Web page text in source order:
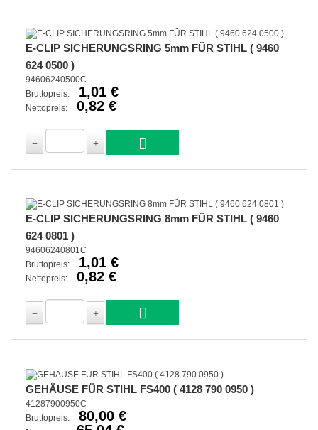
E-CLIP SICHERUNGSRING 5mm FÜR STIHL ( 9460
624 0500 )
94606240500C
Bruttopreis:
1,01 €
Nettopreis: 0,82 €
E-CLIP SICHERUNGSRING 8mm FÜR STIHL ( 9460
624 0801 )
94606240801C
Bruttopreis:
1,01 €
Nettopreis: 0,82 €
GEHÄUSE FÜR STIHL FS400 ( 4128 790 0950 )
41287900950C
Bruttopreis:
80,00 €